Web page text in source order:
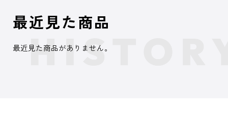
最近見た商品
最近見た商品がありません。